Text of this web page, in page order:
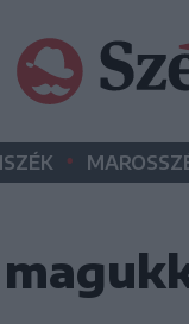
•